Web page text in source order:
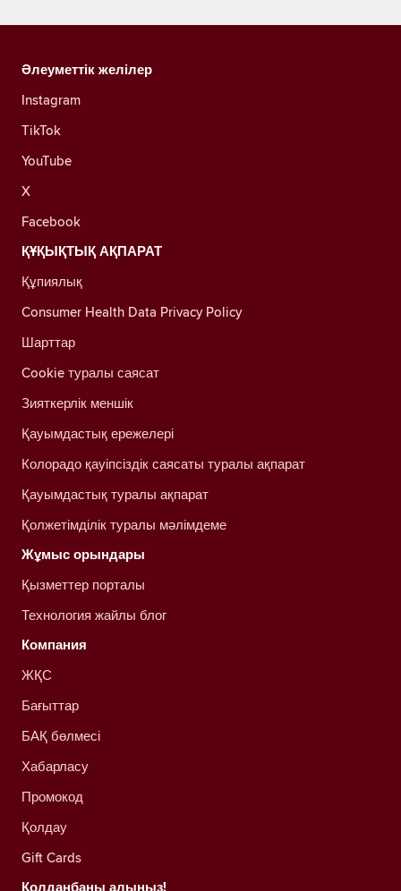
Әлеуметтік желілер
Instagram
TikTok
YouTube
X
Facebook
ҚҰҚЫҚТЫҚ АҚПАРАТ
Құпиялық
Consumer Health Data Privacy Policy
Шарттар
Cookie туралы саясат
Зияткерлік меншік
Қауымдастық ережелері
Колорадо қауіпсіздік саясаты туралы ақпарат
Қауымдастық туралы ақпарат
Қолжетімділік туралы мәлімдеме
Жұмыс орындары
Қызметтер порталы
Технология жайлы блог
Компания
ЖҚС
Бағыттар
БАҚ бөлмесі
Хабарласу
Промокод
Қолдау
Gift Cards